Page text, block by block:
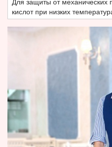
Для защиты от механических
кислот при низких